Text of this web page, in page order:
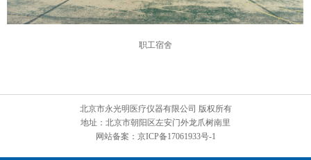
职工宿舍
北京市永光明医疗仪器有限公司 版权所有
地址：北京市朝阳区左安门外龙爪树南里
网站备案：京ICP备17061933号-1